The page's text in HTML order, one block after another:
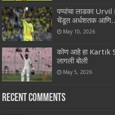
पप्पांचा लाडका
चेंडूत अर्धशतक
May 10, 2026
कोण आहे हा Kartik
लागली बोली
May 5, 2026
Recent Comments